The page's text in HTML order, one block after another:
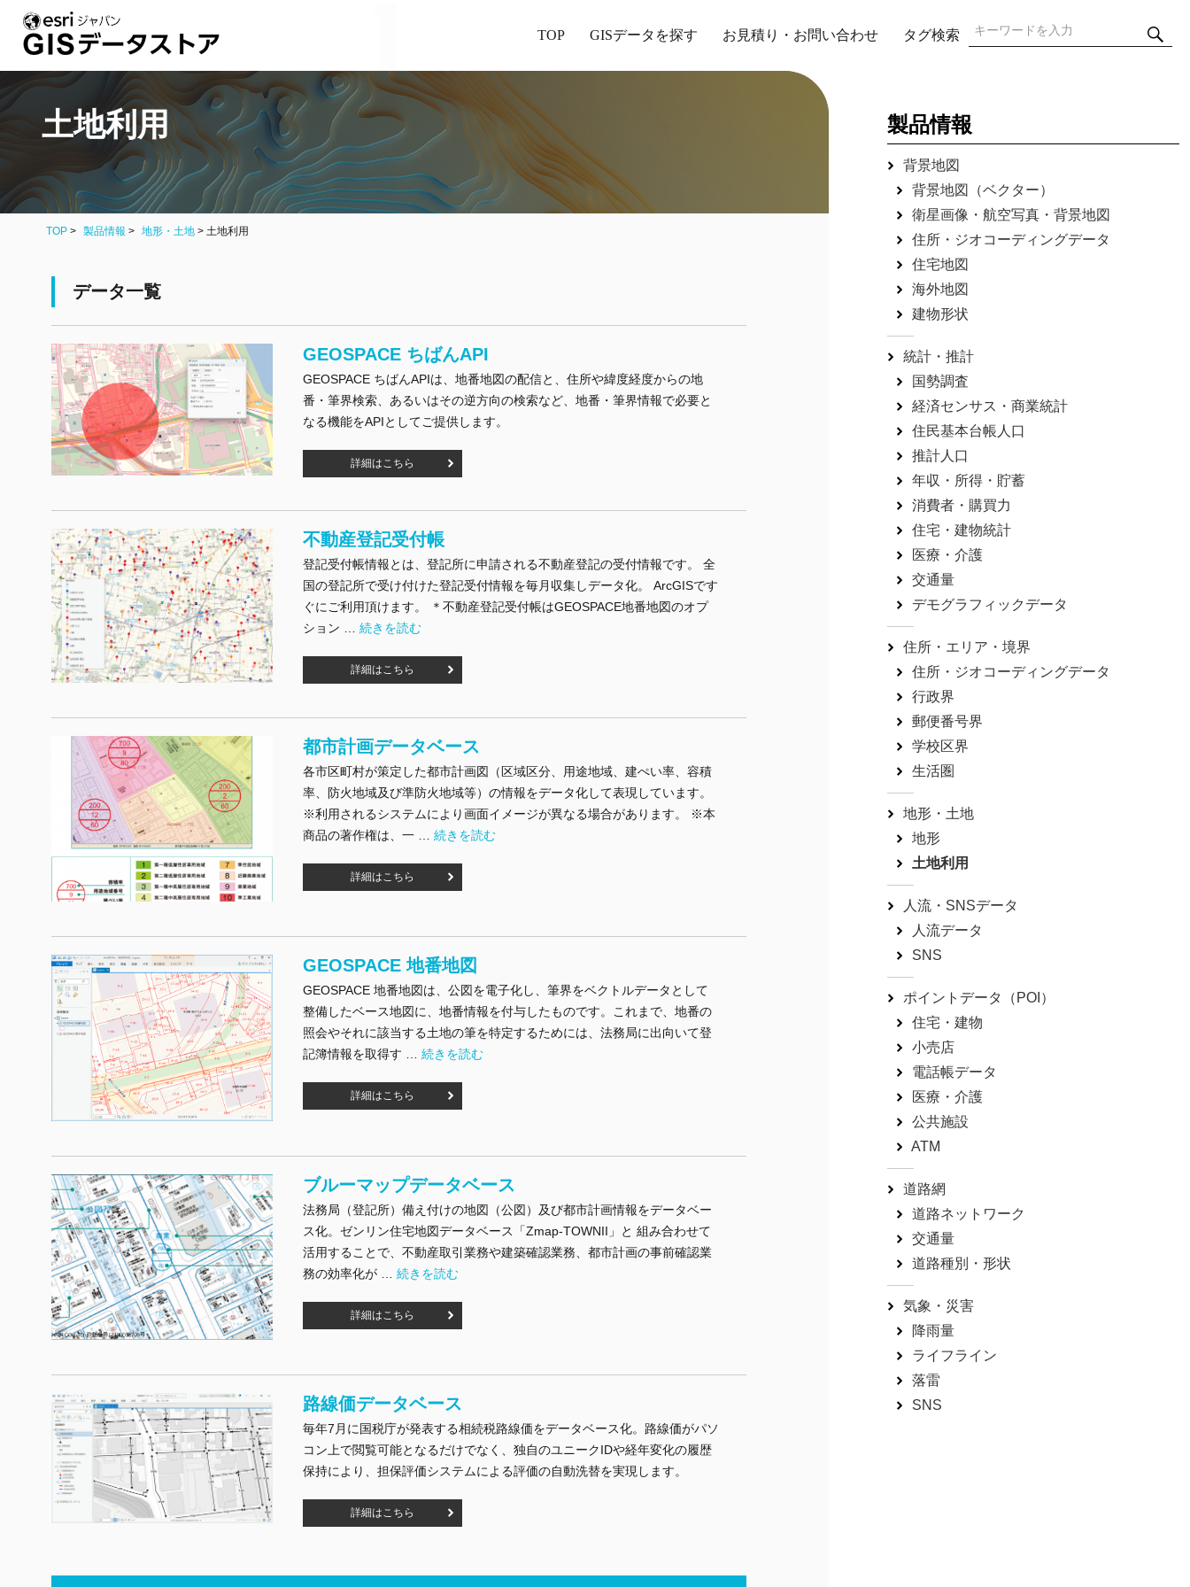
TOP GISデータを探す お見積り・お問い合わせ タグ検索
検
索:
土地利用
TOP 製品情報 地形・土地 > 土地利用
データ一覧
GEOSPACE ちばんAPI
GEOSPACE ちばんAPIは、地番地図の配信と、住所や緯度経度からの地
番・筆界検索、あるいはその逆方向の検索など、地番・筆界情報で必要と
なる機能をAPIとしてご提供します。
詳細はこちら
不動産登記受付帳
登記受付帳情報とは、登記所に申請される不動産登記の受付情報です。 全
国の登記所で受け付けた登記受付情報を毎月収集しデータ化。 ArcGISです
ぐにご利用頂けます。 ＊不動産登記受付帳はGEOSPACE地番地図のオプ
ション …"不動産登記受付帳" の
続きを読む
詳細はこちら
都市計画データベース
各市区町村が策定した都市計画図（区域区分、用途地域、建ぺい率、容積
率、防火地域及び準防火地域等）の情報をデータ化して表現しています。
※利用されるシステムにより画面イメージが異なる場合があります。 ※本
商品の著作権は、一 …"都市計画データベース" の
続きを読む
詳細はこちら
GEOSPACE 地番地図
GEOSPACE 地番地図は、公図を電子化し、筆界をベクトルデータとして
整備したベース地図に、地番情報を付与したものです。これまで、地番の
照会やそれに該当する土地の筆を特定するためには、法務局に出向いて登
記簿情報を取得す …"GEOSPACE 地番地図" の
続きを読む
詳細はこちら
ブルーマップデータベース
法務局（登記所）備え付けの地図（公図）及び都市計画情報をデータベー
ス化。ゼンリン住宅地図データベース「Zmap-TOWNII」と 組み合わせて
活用することで、不動産取引業務や建築確認業務、都市計画の事前確認業
務の効率化が …"ブルーマップデータベース" の
続きを読む
詳細はこちら
路線価データベース
毎年7月に国税庁が発表する相続税路線価をデータベース化。路線価がパソ
コン上で閲覧可能となるだけでなく、独自のユニークIDや経年変化の履歴
保持により、担保評価システムによる評価の自動洗替を実現します。
詳細はこちら
製品情報
背景地図
背景地図（ベクター）
衛星画像・航空写真・背景地図
住所・ジオコーディングデータ
住宅地図
海外地図
建物形状
統計・推計
国勢調査
経済センサス・商業統計
住民基本台帳人口
推計人口
年収・所得・貯蓄
消費者・購買力
住宅・建物統計
医療・介護
交通量
デモグラフィックデータ
住所・エリア・境界
住所・ジオコーディングデータ
行政界
郵便番号界
学校区界
生活圏
地形・土地
地形
土地利用
人流・SNSデータ
人流データ
SNS
ポイントデータ（POI）
住宅・建物
小売店
電話帳データ
医療・介護
公共施設
ATM
道路網
道路ネットワーク
交通量
道路種別・形状
気象・災害
降雨量
ライフライン
落雷
SNS